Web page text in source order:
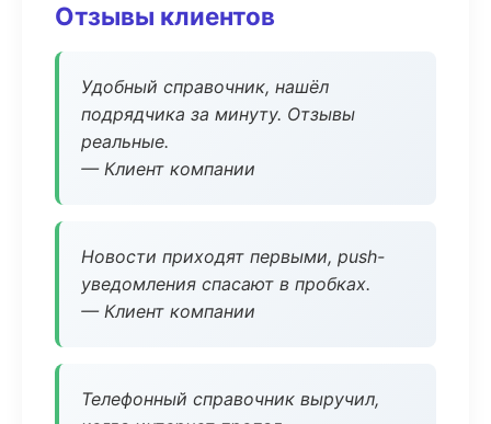
Отзывы клиентов
Удобный справочник, нашёл
подрядчика за минуту. Отзывы
реальные.
— Клиент компании
Новости приходят первыми, push-
уведомления спасают в пробках.
— Клиент компании
Телефонный справочник выручил,